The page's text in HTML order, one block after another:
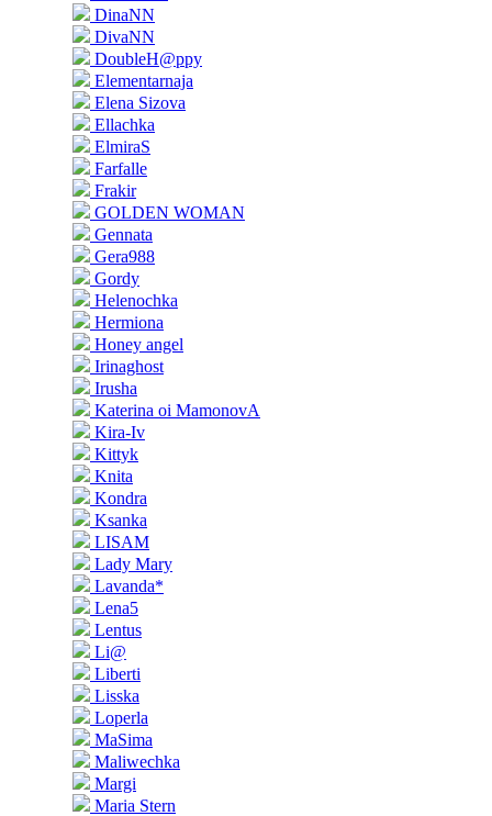
DinaNN
DivaNN
DoubleH@ppy
Elementarnaja
Elena Sizova
Ellachka
ElmiraS
Farfalle
Frakir
GOLDEN WOMAN
Gennata
Gera988
Gordy
Helenochka
Hermiona
Honey angel
Irinaghost
Irusha
Katerina oi MamonovA
Kira-Iv
Kittyk
Knita
Kondra
Ksanka
LISAM
Lady Mary
Lavanda*
Lena5
Lentus
Li@
Liberti
Lisska
Loperla
MaSima
Maliwechka
Margi
Maria Stern